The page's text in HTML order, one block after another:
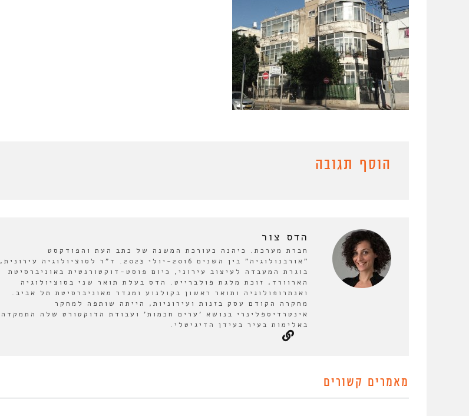
הוסף תגובה
הדס צור
חברת מערכת. כיהנה כעורכת המשנה של כתב העת והפודקסט
"אורבנולוגיה" בין השנים 2016-יולי 2023. ד"ר לסוציולוגיה עירונית,
בוגרת המעבדה לעיצוב עירוני, כיום פוסט-דוקטורנטית באוניברסיטת
הארוורד, זוכת מלגת פולברייט. הדס בעלת תואר שני בסוציולוגיה
ואנתרופולוגיה ותואר ראשון בקולנוע ומגדר מאוניברסיטת תל אביב.
מחקרה הקודם עסק בזנות ועירוניות, הייתה שותפה למחקר
אינטרדיספלינרי בנושא 'ערים חכמות' ועבודת הדוקטורט שלה התמקדה
באלימות בעיר בעידן הדיגיטלי.
מאמרים קשורים